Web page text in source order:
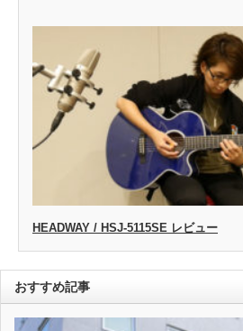
HEADWAY / HSJ-5115SE レビュー
おすすめ記事